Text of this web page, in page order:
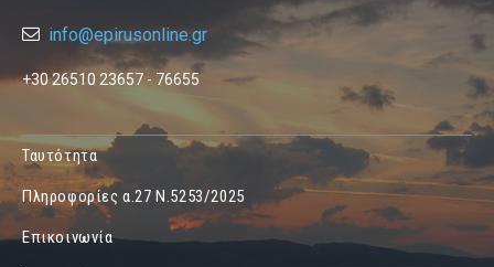
info@epirusonline.gr
+30 26510 23657 - 76655
Ταυτότητα
Πληροφορίες α.27 Ν.5253/2025
Επικοινωνία